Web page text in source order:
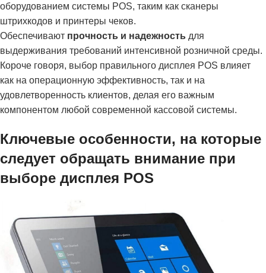
оборудованием системы POS, таким как сканеры
штрихкодов и принтеры чеков.
Обеспечивают прочность и надежность для
выдерживания требований интенсивной розничной среды.
Короче говоря, выбор правильного дисплея POS влияет
как на операционную эффективность, так и на
удовлетворенность клиентов, делая его важным
компонентом любой современной кассовой системы.
Ключевые особенности, на которые
следует обращать внимание при
выборе дисплея POS